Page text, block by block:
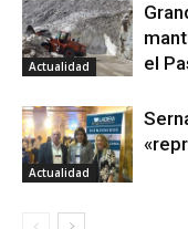
Actualidad
el
Actualidad